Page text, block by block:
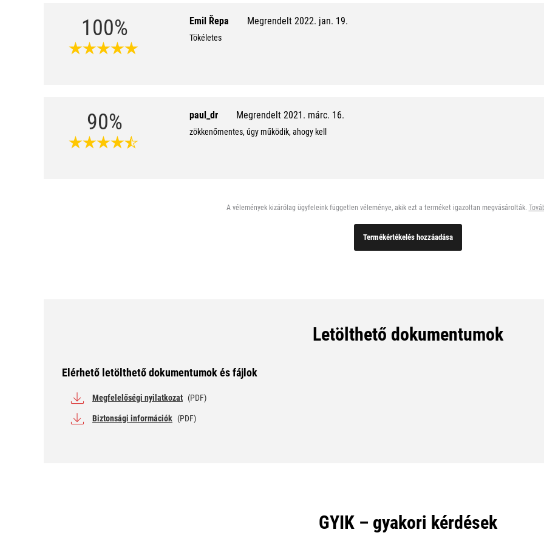
0
0
/
100% Emil Řepa Megrendelt 2022. jan. 19.
Tökéletes
90% paul_dr Megrendelt 2021. márc. 16.
zökkenőmentes, úgy működik, ahogy kell
A vélemények kizárólag ügyfeleink független véleménye, akik ezt a terméket igazoltan megvásárolták.
Termékértékelés hozzáadása
Letölthető dokumentumok
Elérhető letölthető dokumentumok és fájlok
Megfelelőségi nyilatkozat (PDF)
Biztonsági információk (PDF)
GYIK – gyakori kérdések